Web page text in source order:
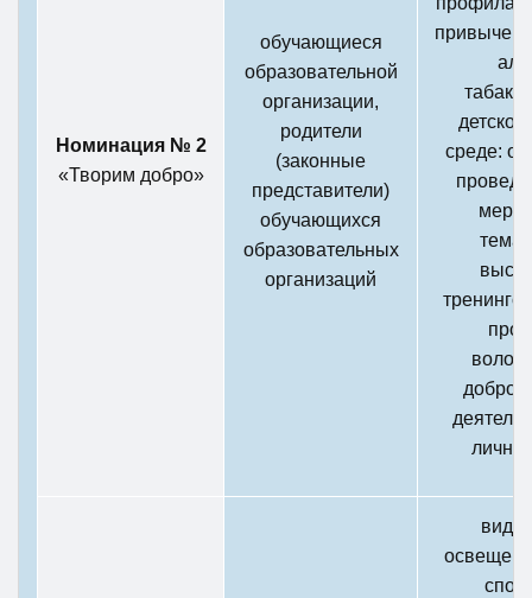
Номинация № 2
«Творим добро»
обучающиеся
образовательной
организации,
родители
(законные
представители)
обучающихся
образовательных
организаций
привычек
среде: